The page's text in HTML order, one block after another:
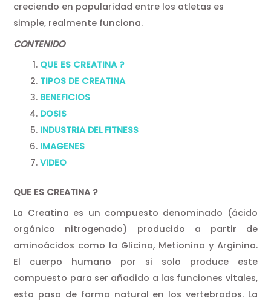
creciendo en popularidad entre los atletas es
simple, realmente funciona.
CONTENIDO
QUE ES CREATINA ?
TIPOS DE CREATINA
BENEFICIOS
DOSIS
INDUSTRIA DEL FITNESS
IMAGENES
VIDEO
QUE ES CREATINA ?
La Creatina es un compuesto denominado (ácido
orgánico nitrogenado) producido a partir de
aminoácidos como la Glicina, Metionina y Arginina.
El cuerpo humano por si solo produce este
compuesto para ser añadido a las funciones vitales,
esto pasa de forma natural en los vertebrados. La